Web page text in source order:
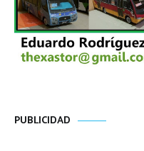
PUBLICIDAD